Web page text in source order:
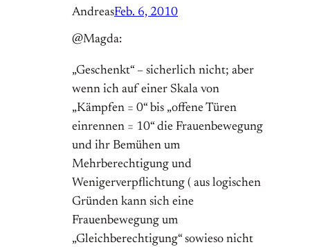
AndreasFeb. 6, 2010
@Magda:
„Geschenkt“ – sicherlich nicht; aber
wenn ich auf einer Skala von
„Kämpfen = 0“ bis „offene Türen
einrennen = 10“ die Frauenbewegung
und ihr Bemühen um
Mehrberechtigung und
Wenigerverpflichtung ( aus logischen
Gründen kann sich eine
Frauenbewegung um
„Gleichberechtigung“ sowieso nicht